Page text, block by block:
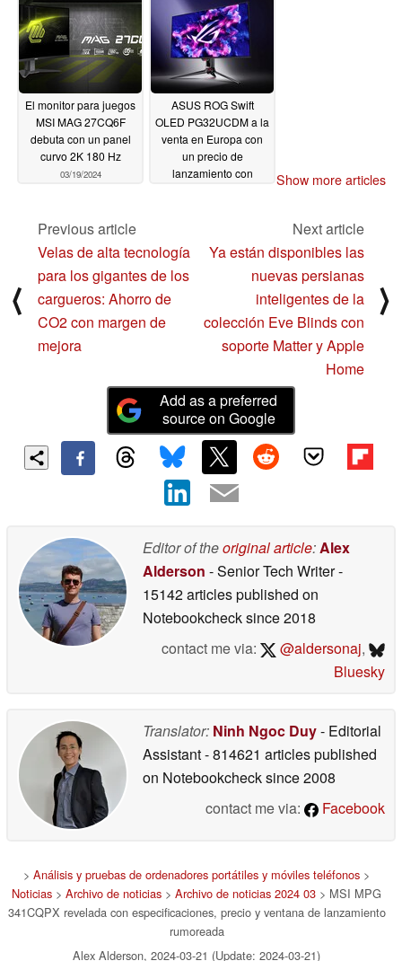
El monitor para juegos
MSI MAG 27CQ6F
debuta con un panel
curvo 2K 180 Hz
03/19/2024
ASUS ROG Swift
OLED PG32UCDM a la
venta en Europa con
un precio de
lanzamiento con
OLED y Alienware
AW3225QF
03/15/2024
Show more articles
⟨
Previous article
Velas de alta tecnología
para los gigantes de los
cargueros: Ahorro de
CO2 con margen de
mejora
Next article
Ya están disponibles las
nuevas persianas
inteligentes de la
colección Eve Blinds con
soporte Matter y Apple
Home
⟩
Add as a preferred
source on Google
Editor of theoriginal article:Alex
Alderson - Senior Tech Writer-
15142 articles published on
Notebookchecksince 2018
contact me via:
@aldersonaj,
Bluesky
Translator: Ninh Ngoc Duy- Editorial
Assistant- 814621 articles published
on Notebookchecksince 2008
contact me via:
Facebook
> Análisis y pruebas de ordenadores portátiles y móviles teléfonos >
Noticias > Archivo de noticias > Archivo de noticias 2024 03 > MSI MPG
341CQPX revelada con especificaciones, precio y ventana de lanzamiento
rumoreada
Alex Alderson, 2024-03-21 (Update: 2024-03-21)